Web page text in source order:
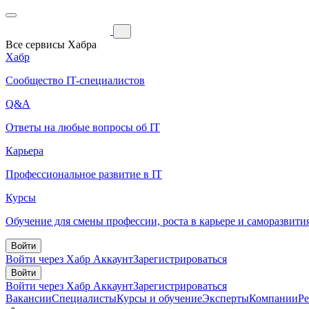
Все сервисы Хабра
Хабр
Сообщество IT-специалистов
Q&A
Ответы на любые вопросы об IT
Карьера
Профессиональное развитие в IT
Курсы
Обучение для смены профессии, роста в карьере и
Войти
Войти через Хабр АккаунтЗарегистрироваться
Войти
Войти через Хабр АккаунтЗарегистрироваться
ВакансииСпециалистыКурсы и обучениеЭкспертыКомпании